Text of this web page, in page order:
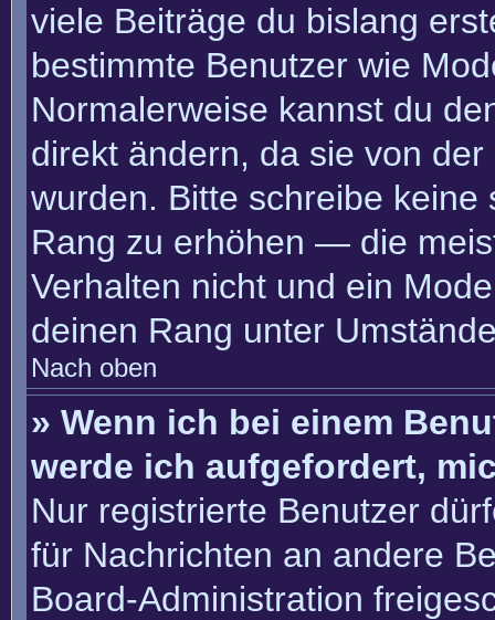
viele Beiträge du bislang
bestimmte Benutzer wie
Normalerweise kannst du
direkt ändern, da sie von
wurden. Bitte schreibe
Rang zu erhöhen — die
Verhalten nicht und ein
deinen Rang unter
Nach oben
» Wenn ich bei einem
werde ich aufgefordert,
Nur registrierte Benutzer
für Nachrichten an andere
Board-Administration